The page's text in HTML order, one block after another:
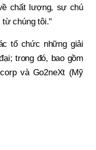
chất lượng, sự chú
từ chúng tôi."
tổ chức những giải
trong đó, bao gồm
và Go2neXt (Mỹ